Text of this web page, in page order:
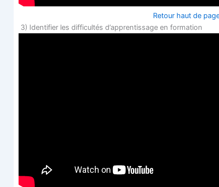
Retour haut de
3) Iden­ti­fier les dif­fi­cul­tés d’ap­pren­tis­sage en formation